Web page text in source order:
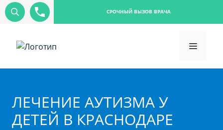
СРОЧНЫЙ ВЫЗОВ ВРАЧА
ЛЕЧЕНИЕ АУТИЗМА У
ДЕТЕЙ В КРАСНОДАРЕ